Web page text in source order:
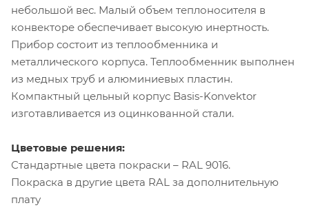
небольшой вес. Малый объем теплоносителя в
конвекторе обеспечивает высокую инертность.
Прибор состоит из теплообменника и
металлического корпуса. Теплообменник выполнен
из медных труб и алюминиевых пластин.
Компактный цельный корпус Basis-Konvektor
изготавливается из оцинкованной стали.
Цветовые решения:
Стандартные цвета покраски – RAL 9016.
Покраска в другие цвета RAL за дополнительную
плату